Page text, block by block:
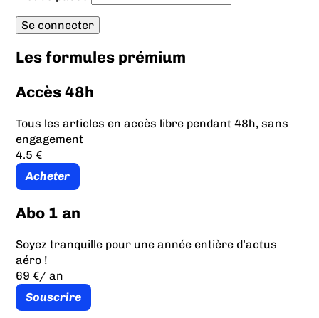
Les formules prémium
Accès 48h
Tous les articles en accès libre pendant 48h, sans
engagement
4.5 €
Acheter
Abo 1 an
Soyez tranquille pour une année entière d’actus
aéro !
69 €/ an
Souscrire